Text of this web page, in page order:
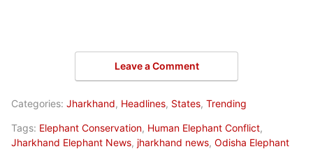
Leave a Comment
Categories: Jharkhand, Headlines, States, Trending
Tags: Elephant Conservation, Human Elephant Conflict,
Jharkhand Elephant News, jharkhand news, Odisha Elephant